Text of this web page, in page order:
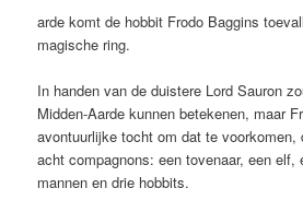
arde komt de hobbit Frodo Baggins
magische ring.
In handen van de duistere Lord Sauron
Midden-Aarde kunnen betekenen, maar
avontuurlijke tocht om dat te voorkomen,
acht compagnons: een tovenaar, een elf,
mannen en drie hobbits.